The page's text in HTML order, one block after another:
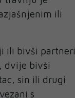
ili
ili bivši partneri
dvije bivši
sin ili drugi
s